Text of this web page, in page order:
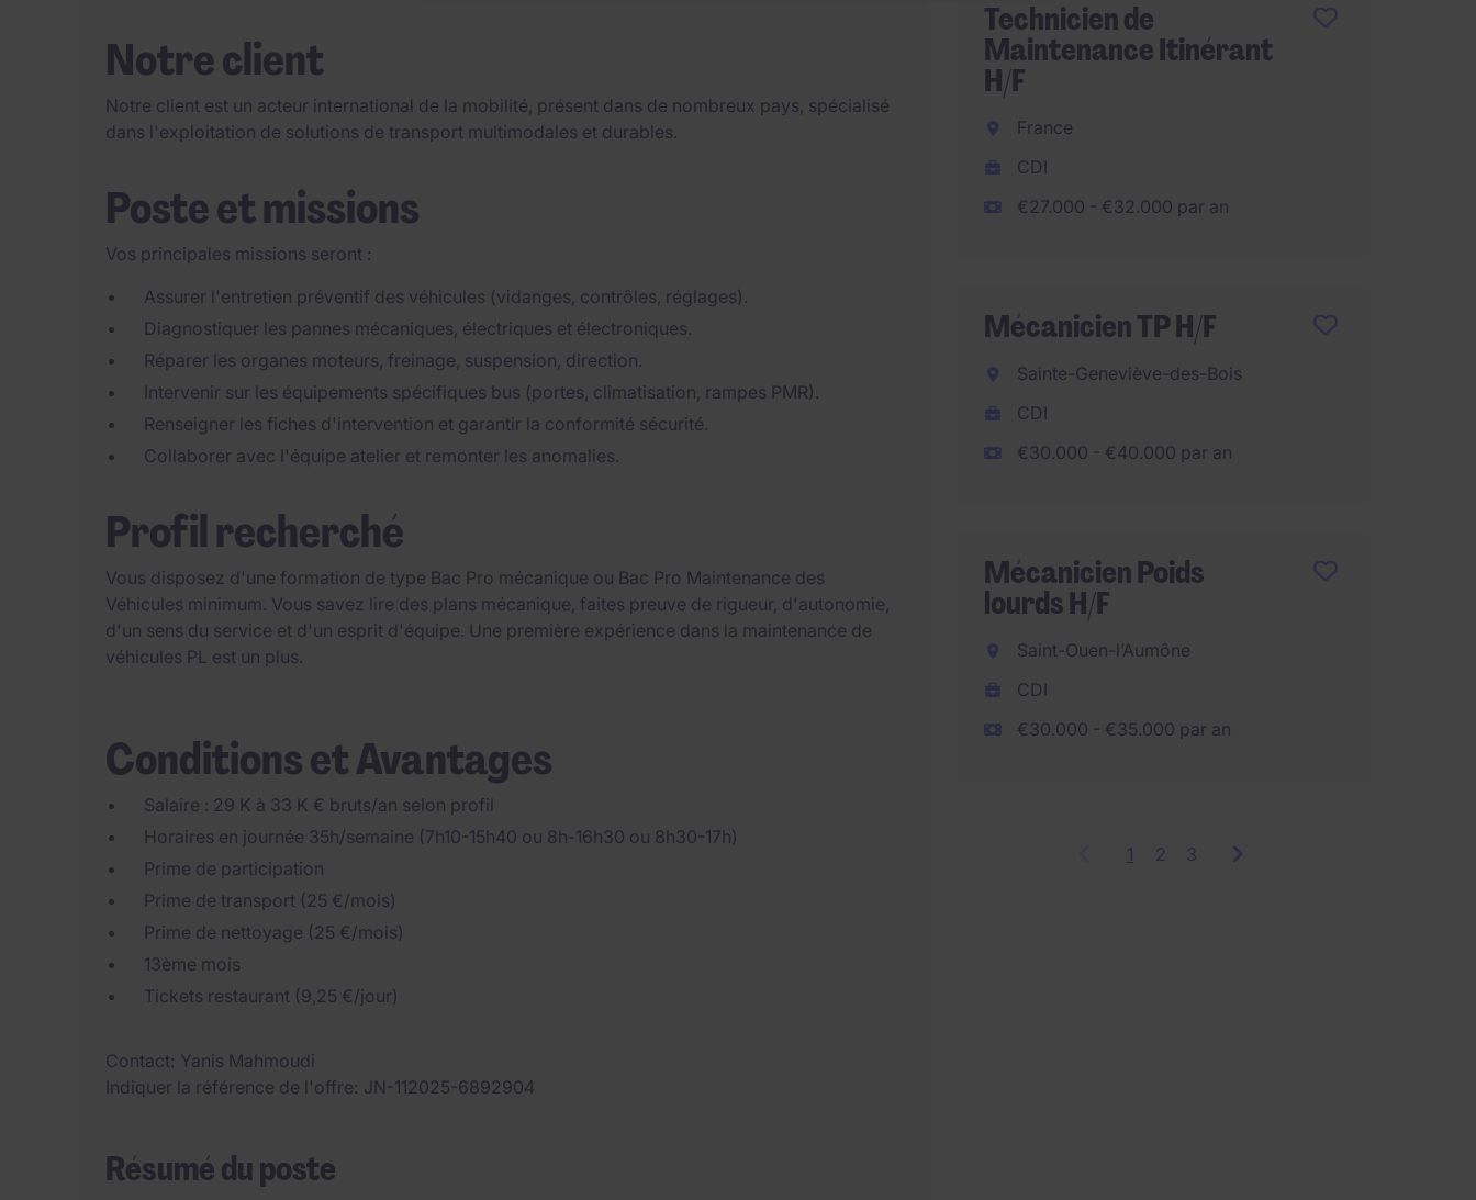
Notre client
Notre client est un acteur international de la mobilité, présent dans de nombreux pays, spécialisé
dans l'exploitation de solutions de transport multimodales et durables.
Poste et missions
Vos principales missions seront :
Assurer l'entretien préventif des véhicules (vidanges, contrôles, réglages).
Diagnostiquer les pannes mécaniques, électriques et électroniques.
Réparer les organes moteurs, freinage, suspension, direction.
Intervenir sur les équipements spécifiques bus (portes, climatisation, rampes PMR).
Renseigner les fiches d'intervention et garantir la conformité sécurité.
Collaborer avec l'équipe atelier et remonter les anomalies.
Profil recherché
Vous disposez d'une formation de type Bac Pro mécanique ou Bac Pro Maintenance des
Véhicules minimum. Vous savez lire des plans mécanique, faites preuve de rigueur, d'autonomie,
d'un sens du service et d'un esprit d'équipe. Une première expérience dans la maintenance de
véhicules PL est un plus.
Conditions et Avantages
Salaire : 29 K à 33 K € bruts/an selon profil
Horaires en journée 35h/semaine (7h10-15h40 ou 8h-16h30 ou 8h30-17h)
Prime de participation
Prime de transport (25 €/mois)
Prime de nettoyage (25 €/mois)
13ème mois
Tickets restaurant (9,25 €/jour)
Contact Yanis Mahmoudi
Indiquer la référence de l'offre JN-112025-6892904
Résumé du poste
Technicien de
Maintenance Itinérant
H/F
France
CDI
€27.000 - €32.000 par an
Mécanicien TP H/F
Sainte-Geneviève-des-Bois
CDI
€30.000 - €40.000 par an
Mécanicien Poids
lourds H/F
Saint-Ouen-l’Aumône
CDI
€30.000 - €35.000 par an
1 Showing
2 3